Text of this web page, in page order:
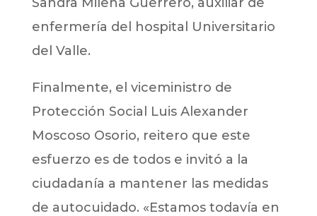
enfermería del hospital Universitario
del Valle.
Finalmente, el viceministro de
Protección Social Luis Alexander
Moscoso Osorio, reitero que este
esfuerzo es de todos e invitó a la
ciudadanía a mantener las medidas
de autocuidado. «Estamos todavía en